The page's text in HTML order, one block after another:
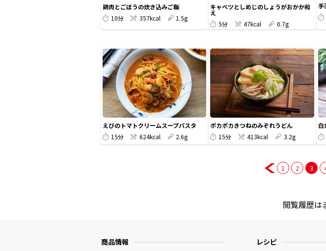
鶏肉とごぼうの炊き込みご飯
10分
357kcal 1.5g
キャベツとしめじのしょうがおかか和
え
5分
47kcal 0.7g
手
えびのトマトクリームスープパスタ
15分
624kcal 2.6g
ポカポカきつねのみぞれうどん
15分
413kcal 3.2g
白
1 2 3
閲覧履歴は
商品情報 レシピ